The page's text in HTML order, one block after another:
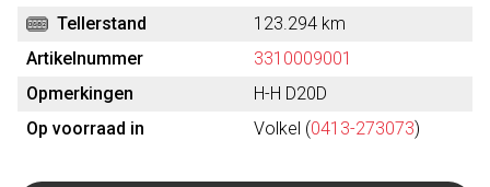
Tellerstand
123.294 km
Artikelnummer
3310009001
Opmerkingen
H-H D20D
Op voorraad in
Volkel (0413-273073)